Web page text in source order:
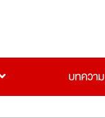
บทความ